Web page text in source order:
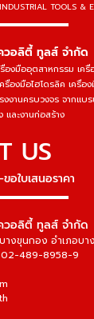
TOOLS &
อลิตี้ ทูลส์ จำกัด
องมืออุตสาหกรรม เ
รื่องมือไฮโดรลิค เครื่อ
งานครบวงจร จากแบ
ละงานก่อสร้าง
US
ใบเสนอราคา
อลิตี้ ทูลส์ จำกัด
งขุนกอง อำเภอบา
02-489-8958-9